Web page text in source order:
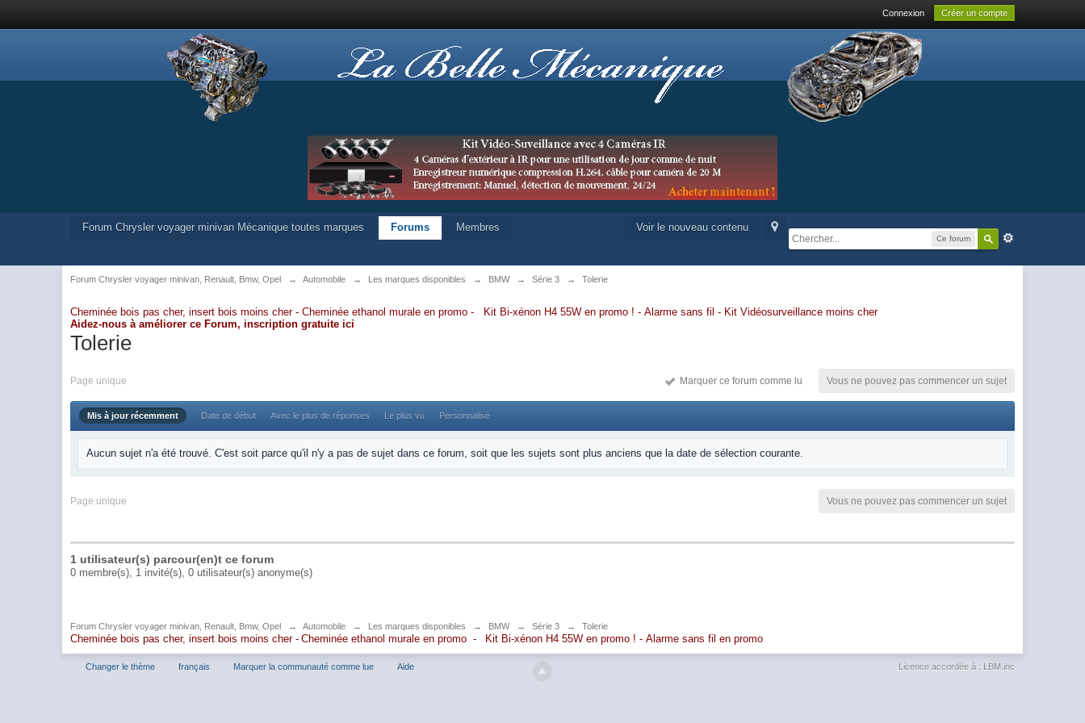
Connexion Créer un compte
Ce forum
Voir le nouveau contenu
Forum Chrysler voyager minivan Mécanique toutes marques Forums Membres
Forum Chrysler voyager minivan, Renault, Bmw, Opel → Automobile → Les marques disponibles → BMW → Série 3 → Tolerie
Cheminée bois pas cher, insert bois moins cher - Cheminée ethanol murale en promo - Kit Bi-xénon H4 55W en promo ! - Alarme sans fil- Kit Vidéosurveillance moins cher
Aidez-nous à améliorer ce Forum, inscription gratuite ici
Tolerie
Page unique Vous ne pouvez pas commencer un sujet
Marquer ce forum comme lu
Mis à jour récemment Date de début Avec le plus de réponses Le plus vu Personnalisé
Aucun sujet n'a été trouvé. C'est soit parce qu'il n'y a pas de sujet dans ce forum, soit que les sujets sont plus anciens que la date de sélection courante.
Page unique Vous ne pouvez pas commencer un sujet
1 utilisateur(s) parcour(en)t ce forum
0 membre(s), 1 invité(s), 0 utilisateur(s) anonyme(s)
Forum Chrysler voyager minivan, Renault, Bmw, Opel → Automobile → Les marques disponibles → BMW → Série 3 → Tolerie
Cheminée bois pas cher, insert bois moins cher - Cheminée ethanol murale en promo - Kit Bi-xénon H4 55W en promo ! - Alarme sans fil en promo
Changer le thème français Marquer la communauté comme lue Aide Licence accordée à : LBM.inc